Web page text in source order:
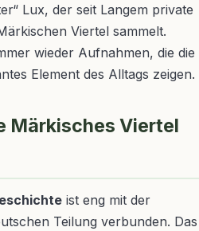
Lux, der seit Langem private
Viertel sammelt.
wieder Aufnahmen, die die
Element des Alltags zeigen.
Märkisches Viertel
ist eng mit der
Teilung verbunden. Das